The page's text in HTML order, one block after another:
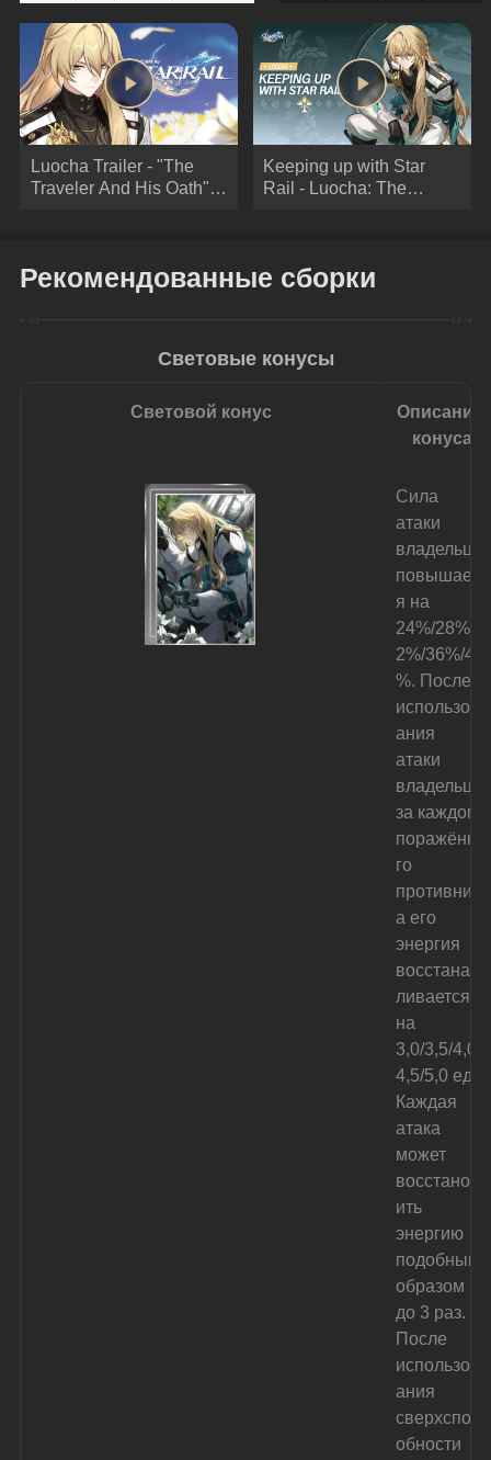
Luocha Trailer - "The
Traveler And His Oath" |
Keeping up with Star
Rail - Luocha: The
Рекомендованные сборки
Световые конусы
Световой конус
Описание
конуса
Сила
атаки
владельца
повышаетс
я на
24%/28%/3
2%/36%/40
%. После
использов
ания
атаки
владельца
за каждого
поражённо
го
противник
а его
энергия
восстанав
ливается
на
3,0/3,5/4,0/
4,5/5,0 ед.
Каждая
атака
может
восстанов
ить
энергию
подобным
образом
до 3 раз.
После
использов
ания
сверхспос
обности